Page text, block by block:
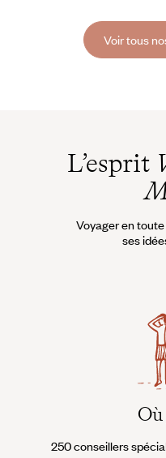
douces, couvertes d'herbe rase.
Voir tous
L’esprit
Voyager en
ses
250 conseillers